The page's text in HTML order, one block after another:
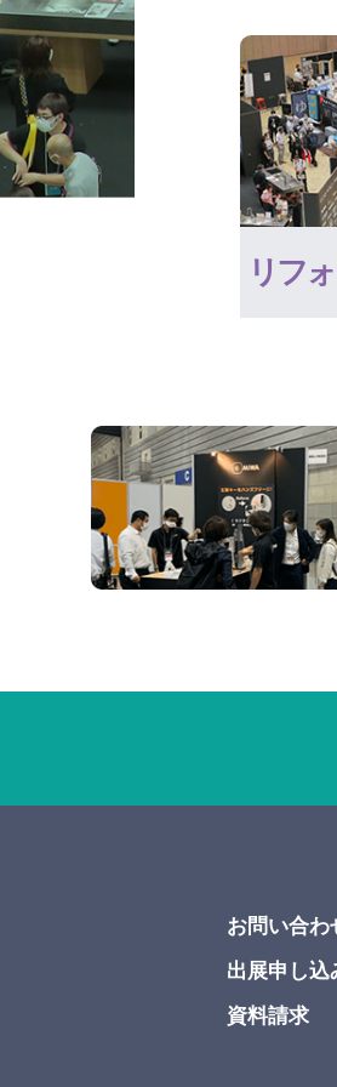
リフ
お問い合わ
出展申し込
資料請求